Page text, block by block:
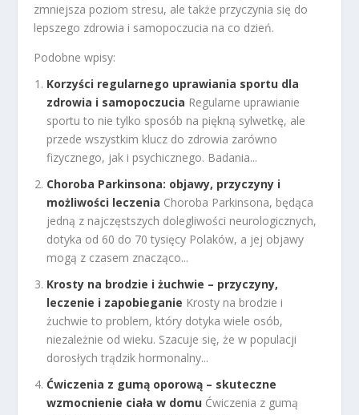
zmniejsza poziom stresu, ale także przyczynia się do
lepszego zdrowia i samopoczucia na co dzień.
Podobne wpisy:
Korzyści regularnego uprawiania sportu dla
zdrowia i samopoczucia Regularne uprawianie
sportu to nie tylko sposób na piękną sylwetkę, ale
przede wszystkim klucz do zdrowia zarówno
fizycznego, jak i psychicznego. Badania...
Choroba Parkinsona: objawy, przyczyny i
możliwości leczenia Choroba Parkinsona, będąca
jedną z najczęstszych dolegliwości neurologicznych,
dotyka od 60 do 70 tysięcy Polaków, a jej objawy
mogą z czasem znacząco...
Krosty na brodzie i żuchwie – przyczyny,
leczenie i zapobieganie Krosty na brodzie i
żuchwie to problem, który dotyka wiele osób,
niezależnie od wieku. Szacuje się, że w populacji
dorosłych trądzik hormonalny...
Ćwiczenia z gumą oporową – skuteczne
wzmocnienie ciała w domu Ćwiczenia z gumą